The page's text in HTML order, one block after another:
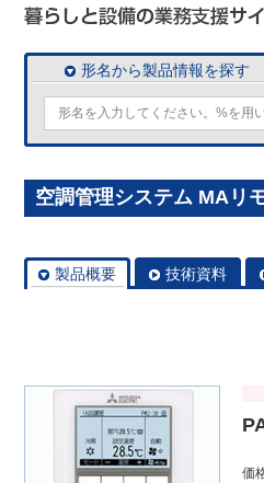
形名から製品情報を探す
空調管理システム MAリ
製品概要 技術資料
価